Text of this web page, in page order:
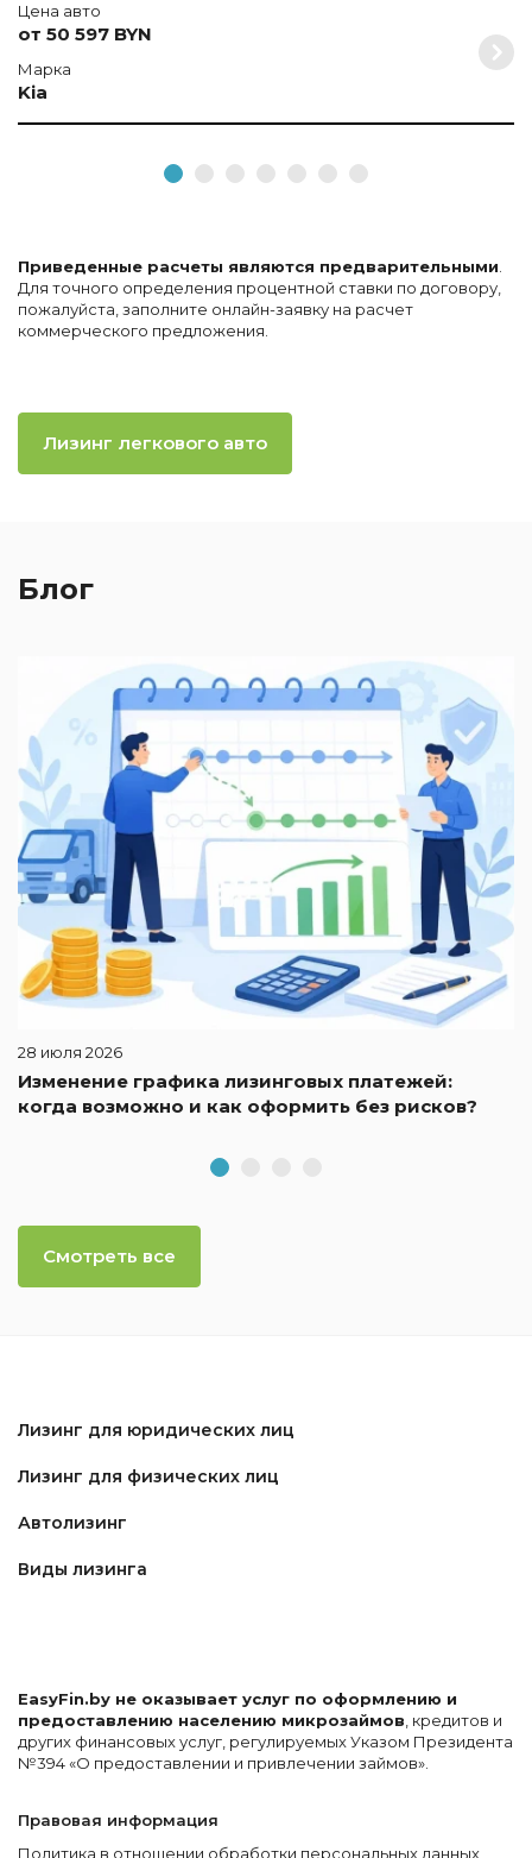
Цена авто
от 50 597 BYN
Марка
Kia
Приведенные расчеты являются предварительными
Для точного определения процентной ставки по договору,
пожалуйста, заполните онлайн-заявку на расчет
коммерческого предложения.
Лизинг легкового авто
Блог
28 июля 2026
Изменение графика лизинговых платежей:
когда возможно и как оформить без рисков?
Смотреть все
Лизинг для юридических лиц
Лизинг для физических лиц
Автолизинг
Виды лизинга
EasyFin.by не оказывает услуг по оформлению и
предоставлению населению микрозаймов , кредитов и
других финансовых услуг, регулируемых Указом Президента
№394 «О предоставлении и привлечении займов».
Правовая информация
Политика в отношении обработки персональных данных